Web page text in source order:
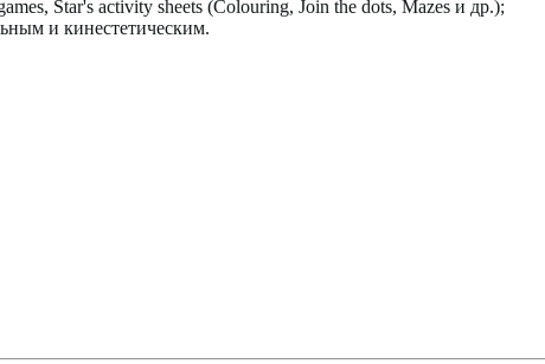
Star's activity sheets (Colouring, Join the dots, Mazes и др.);
и кинестетическим.